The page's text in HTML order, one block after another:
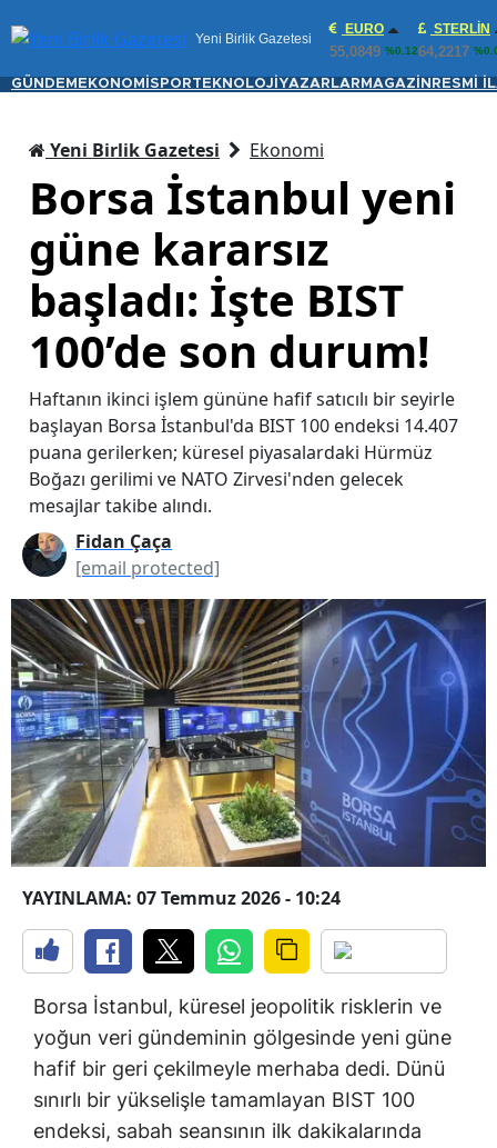
Yeni Birlik Gazetesi
EURO
55,0849 %0.12
STERLIN
64,2217
GÜNDEM EKONOMİ SPORTEKNOLOJİ YAZARLAR MAGAZİN RESMİ
Yeni Birlik Gazetesi Ekonomi
Borsa İstanbul yeni
güne kararsız
başladı: İşte BIST
100’de son durum!
Haftanın ikinci işlem gününe hafif satıcılı bir seyirle
başlayan Borsa İstanbul'da BIST 100 endeksi 14.407
puana gerilerken; küresel piyasalardaki Hürmüz
Boğazı gerilimi ve NATO Zirvesi'nden gelecek
mesajlar takibe alındı.
Fidan Çaça
[email protected]
YAYINLAMA: 07 Temmuz 2026 - 10:24
Borsa İstanbul, küresel jeopolitik risklerin ve
yoğun veri gündeminin gölgesinde yeni güne
hafif bir geri çekilmeyle merhaba dedi. Dünü
sınırlı bir yükselişle tamamlayan BIST 100
endeksi, sabah seansının ilk dakikalarında